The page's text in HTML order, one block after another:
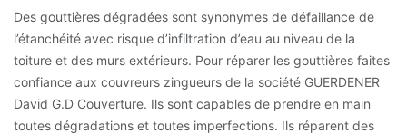
Des gouttières dégradées sont synonymes de défaillance de
l’étanchéité avec risque d’infiltration d’eau au niveau de la
toiture et des murs extérieurs. Pour réparer les gouttières faites
confiance aux couvreurs zingueurs de la société GUERDENER
David G.D Couverture. Ils sont capables de prendre en main
toutes dégradations et toutes imperfections. Ils réparent des